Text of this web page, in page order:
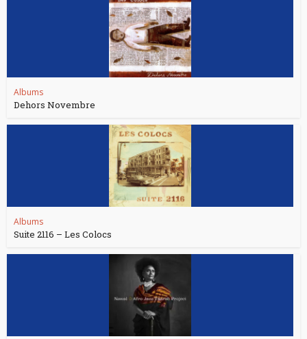
Albums
Dehors Novembre
Albums
Suite 2116 – Les Colocs